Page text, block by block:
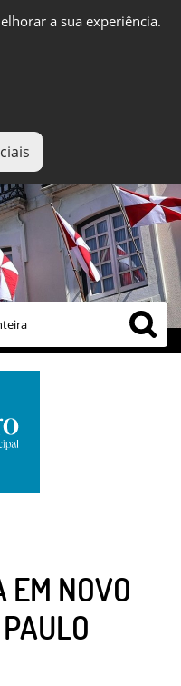
a sua experiência.
EM NOVO